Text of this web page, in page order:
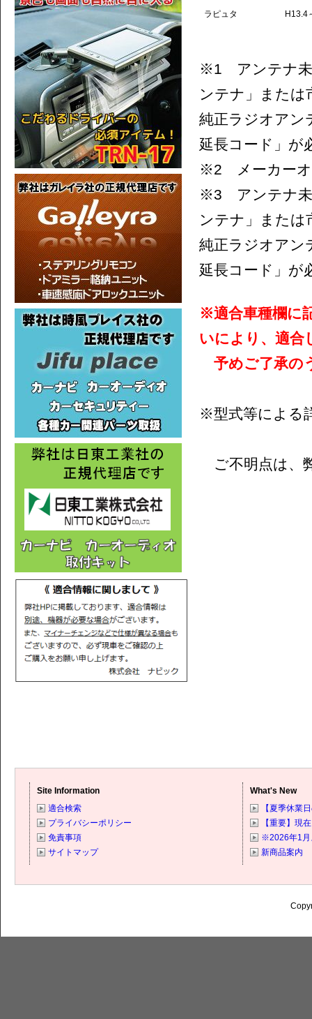
ラピュタ H13.4
※1 アンテナ未
ンテナ」または
純正ラジオアン
延長コード」が
※2 メーカーオ
※3 アンテナ未
ンテナ」または
純正ラジオアン
延長コード」が
※適合車種欄に
いにより、適合
予めご了承の
※型式等による
ご不明点は、
Site Information
適合検索
プライバシーポリシー
免責事項
サイトマップ
What's New
【夏季休業
【重要】現
※2026年1月
新商品案内